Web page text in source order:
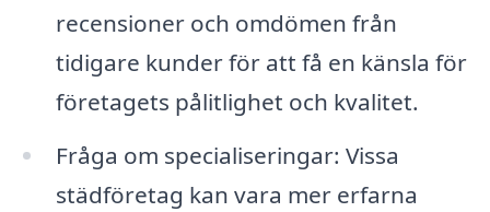
recensioner och omdömen från
tidigare kunder för att få en känsla för
företagets pålitlighet och kvalitet.
Fråga om specialiseringar: Vissa
städföretag kan vara mer erfarna